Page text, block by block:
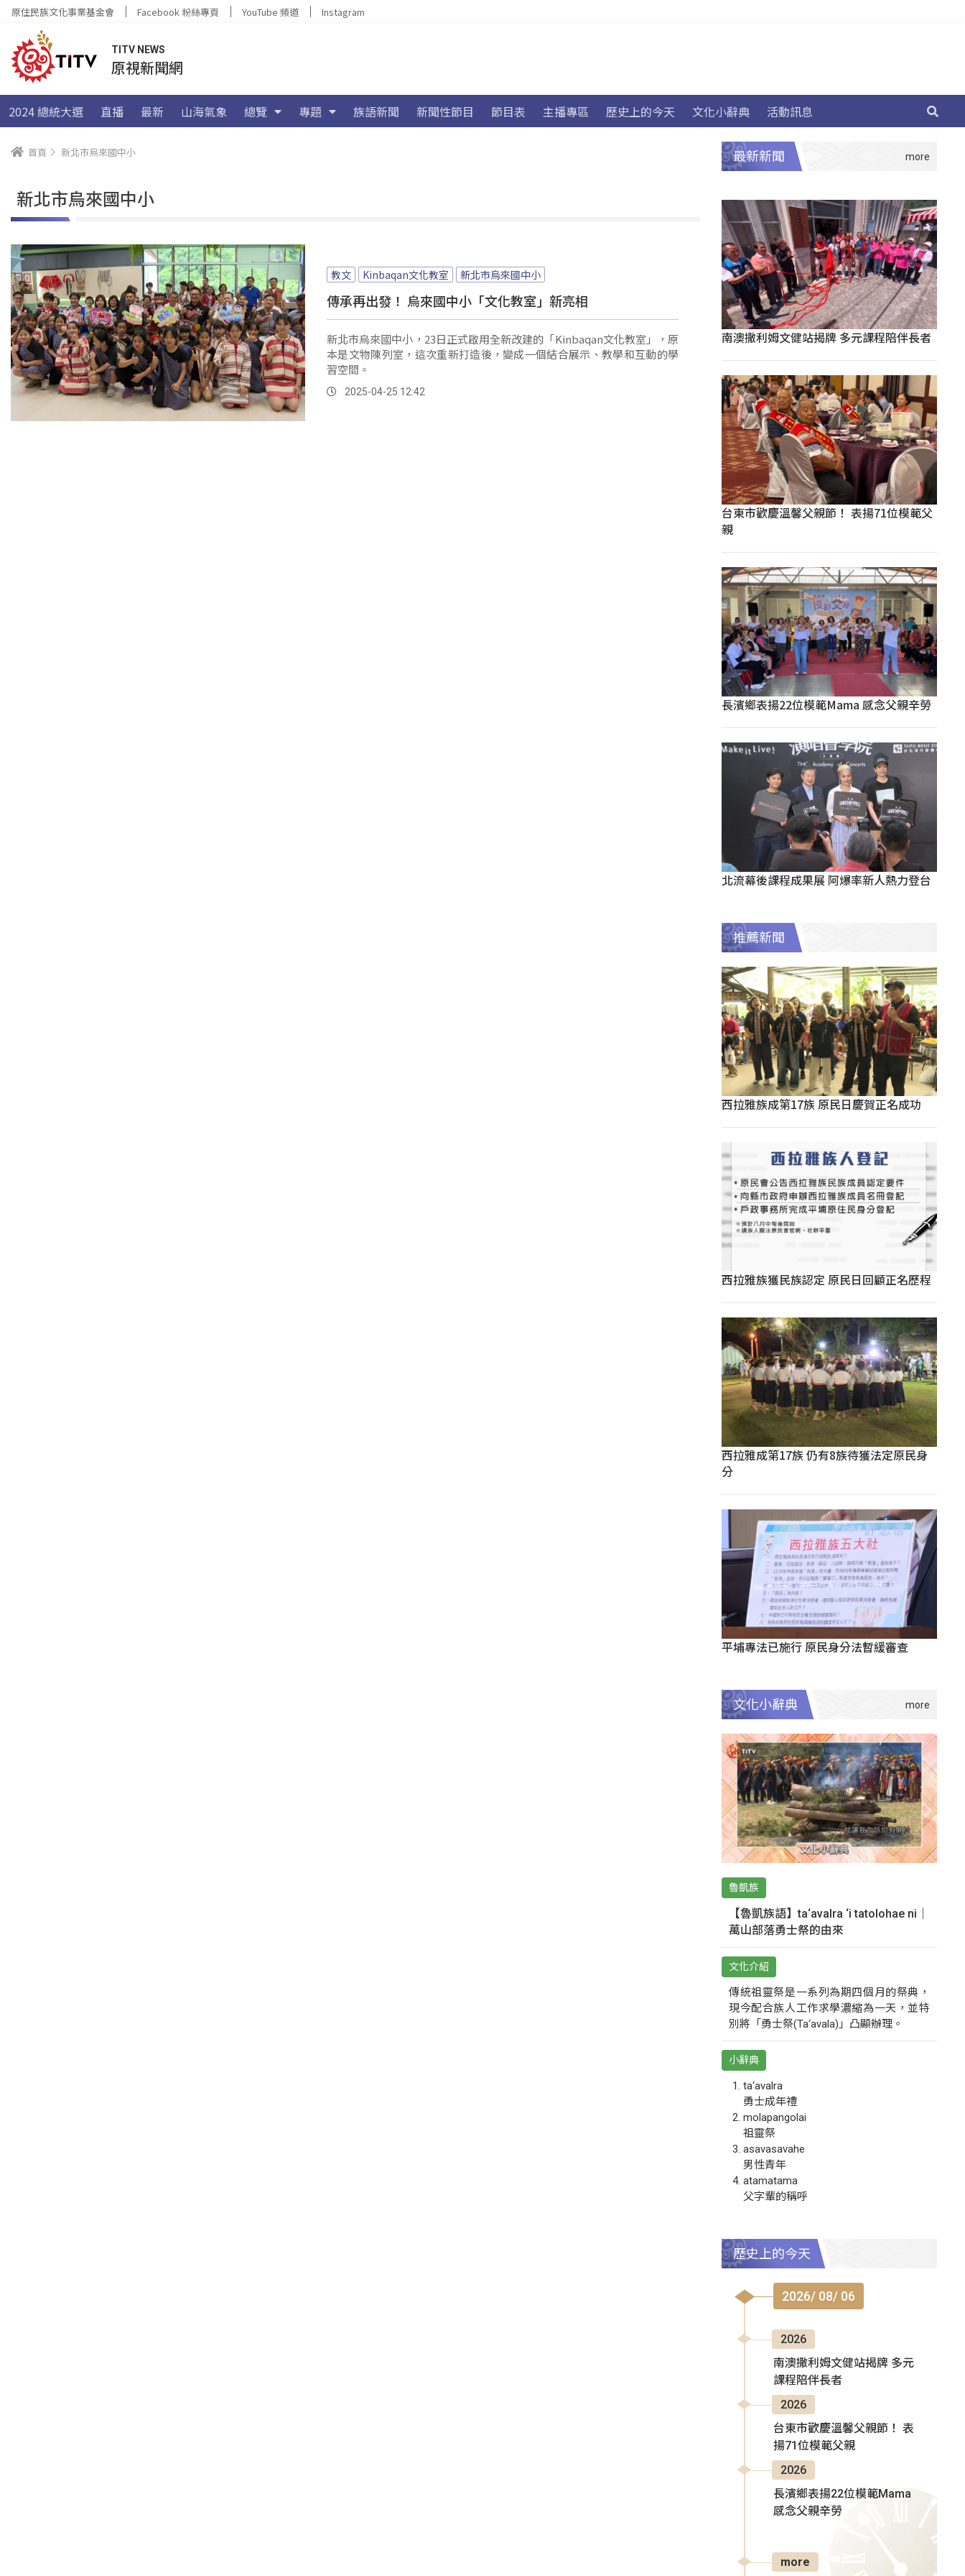
原住民族文化事業基金會 Facebook 粉絲專頁 YouTube 頻道 Instagram
TITV NEWS
原視新聞網
2024 總統大選 直播 最新 山海氣象 總覽 專題 族語新聞 新聞性節目 節目表 主播專區 歷史上的今天 文化小辭典 活動訊息
首頁 新北市烏來國中小
新北市烏來國中小
教文 Kinbaqan文化教室 新北市烏來國中小
傳承再出發！ 烏來國中小「文化教室」新亮相
新北市烏來國中小，23日正式啟用全新改建的「Kinbaqan文化教室」，原
本是文物陳列室，這次重新打造後，變成一個結合展示、教學和互動的學
習空間。
2025-04-25 12:42
最新新聞
南澳撒利姆文健站揭牌 多元課程陪伴長者
台東市歡慶溫馨父親節！ 表揚71位模範父
親
長濱鄉表揚22位模範Mama 感念父親辛勞
北流幕後課程成果展 阿爆率新人熱力登台
推薦新聞
西拉雅族成第17族 原民日慶賀正名成功
西拉雅族獲民族認定 原民日回顧正名歷程
西拉雅成第17族 仍有8族待獲法定原民身
分
平埔專法已施行 原民身分法暫緩審查
文化小辭典
魯凱族
【魯凱族語】ta‘avalra ‘i tatolohae ni｜
萬山部落勇士祭的由來
文化介紹
傳統祖靈祭是一系列為期四個月的祭典，
現今配合族人工作求學濃縮為一天，並特
別將「勇士祭(Ta‘avala)」凸顯辦理。
小辭典
ta‘avalra
勇士成年禮
molapangolai
祖靈祭
asavasavahe
男性青年
atamatama
父字輩的稱呼
歷史上的今天
2026/ 08/ 06
2026
南澳撒利姆文健站揭牌 多元
課程陪伴長者
2026
台東市歡慶溫馨父親節！ 表
揚71位模範父親
2026
長濱鄉表揚22位模範Mama
感念父親辛勞
more